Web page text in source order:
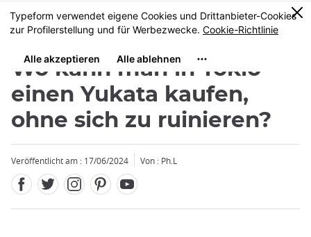
Größe
MENU
0
Wo kann man in Tokio
einen Yukata kaufen,
ohne sich zu ruinieren?
Veröffentlicht am : 17/06/2024 Von : Ph.L